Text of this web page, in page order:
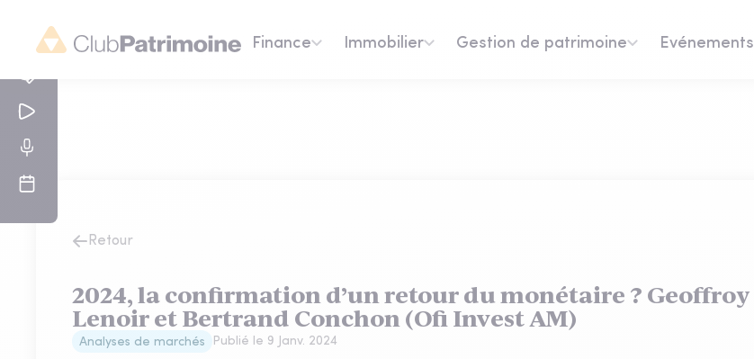
Finance Immobilier Gestion de patrimoine Evénements
Retour
2024, la confirmation d’un retour du monétaire ? Geoffroy
Lenoir et Bertrand Conchon (Ofi Invest AM)
Analyses de marchés Publié le 9 Janv. 2024